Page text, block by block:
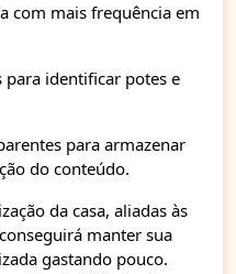
com mais frequência em
para identificar potes e
para armazenar
do conteúdo.
da casa, aliadas às
manter sua
gastando pouco.